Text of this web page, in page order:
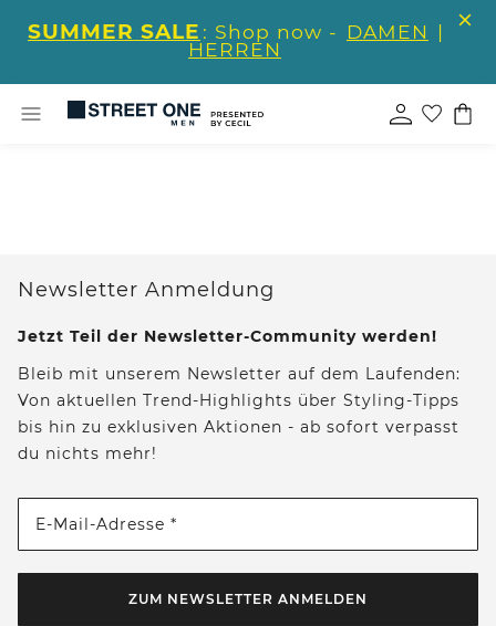
SUMMER SALE : Shop now - DAMEN |
HERREN
Newsletter Anmeldung
Jetzt Teil der Newsletter-Community werden!
Bleib mit unserem Newsletter auf dem Laufenden:
Von aktuellen Trend-Highlights über Styling-Tipps
bis hin zu exklusiven Aktionen - ab sofort verpasst
du nichts mehr!
E-Mail-Adresse *
ZUM NEWSLETTER ANMELDEN